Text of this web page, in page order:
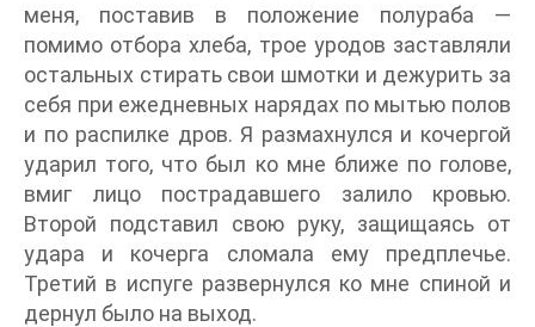
меня, поставив в положение полураба —
помимо отбора хлеба, трое уродов заставляли
остальных стирать свои шмотки и дежурить за
себя при ежедневных нарядах по мытью полов
и по распилке дров. Я размахнулся и кочергой
ударил того, что был ко мне ближе по голове,
вмиг лицо пострадавшего залило кровью.
Второй подставил свою руку, защищаясь от
удара и кочерга сломала ему предплечье.
Третий в испуге развернулся ко мне спиной и
дернул было на выход.